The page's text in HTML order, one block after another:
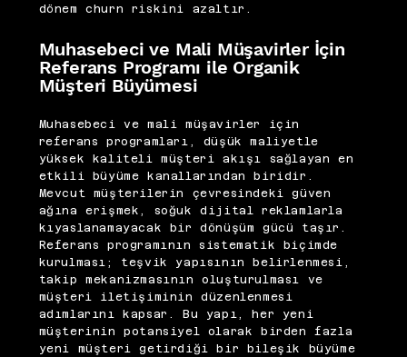
dönem churn riskini azaltır.
Muhasebeci ve Mali Müşavirler İçin
Referans Programı ile Organik
Müşteri Büyümesi
Muhasebeci ve mali müşavirler için
referans programları, düşük maliyetle
yüksek kaliteli müşteri akışı sağlayan en
etkili büyüme kanallarından biridir.
Mevcut müşterilerin çevresindeki güven
ağına erişmek, soğuk dijital reklamlarla
kıyaslanamayacak bir dönüşüm gücü taşır.
Referans programının sistematik biçimde
kurulması; teşvik yapısının belirlenmesi,
takip mekanizmasının oluşturulması ve
müşteri iletişiminin düzenlenmesi
adımlarını kapsar. Bu yapı, her yeni
müşterinin potansiyel olarak birden fazla
yeni müşteri getirdiği bir bileşik büyüme